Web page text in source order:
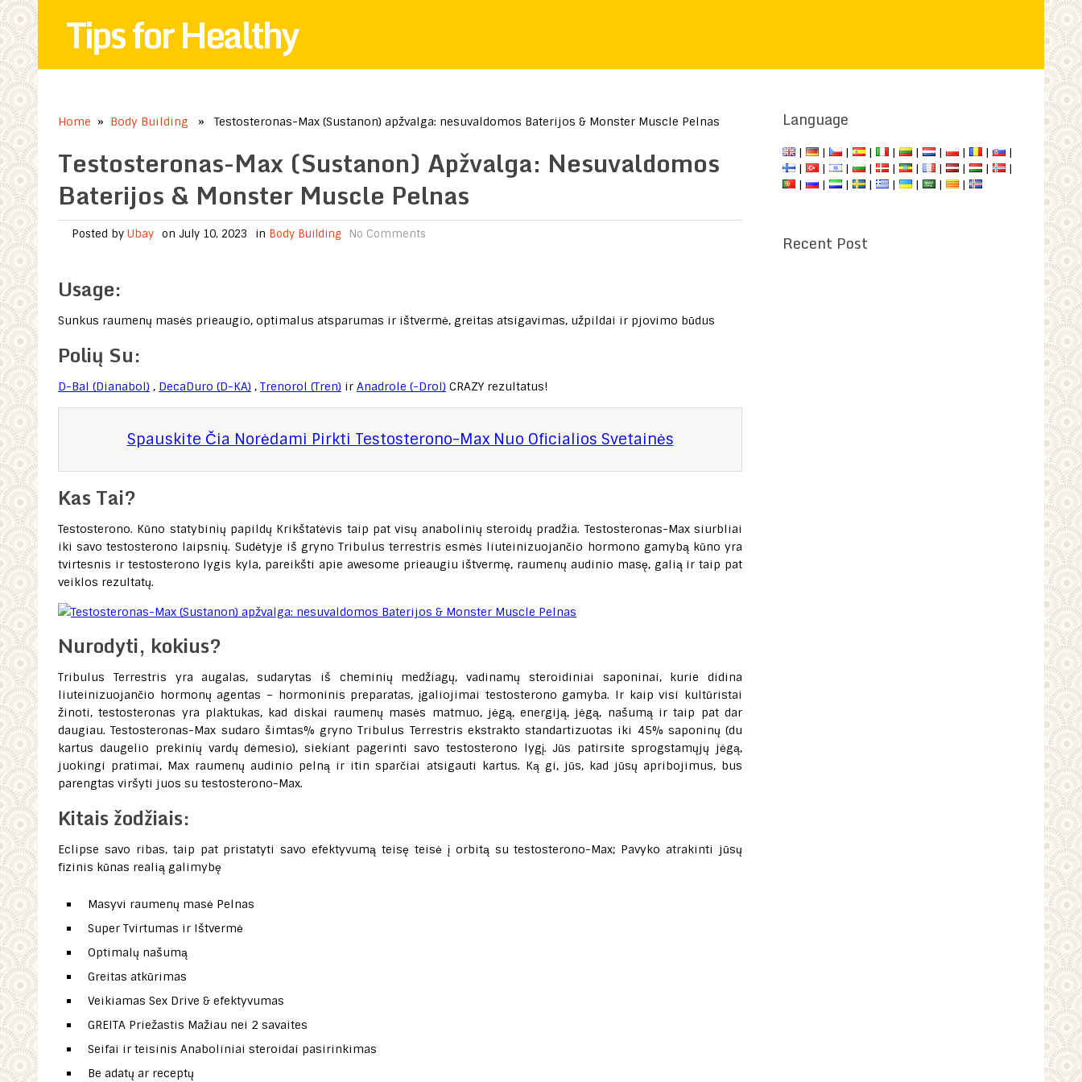
Tips for Healthy
Home » Body Building » Testosteronas-Max (Sustanon) apžvalga: nesuvaldomos Baterijos & Monster Muscle Pelnas
Testosteronas-Max (Sustanon) Apžvalga: Nesuvaldomos
Baterijos & Monster Muscle Pelnas
Posted by Ubay on July 10, 2023 in Body Building No Comments
Usage:
Sunkus raumenų masės prieaugio, optimalus atsparumas ir ištvermė, greitas atsigavimas, užpildai ir pjovimo būdus
Polių Su:
D-Bal (Dianabol) , DecaDuro (D-KA) , Trenorol (Tren) ir Anadrole (-Drol) CRAZY rezultatus!
Spauskite Čia Norėdami Pirkti Testosterono-Max Nuo Oficialios Svetainės
Kas Tai?
Testosterono. Kūno statybinių papildų Krikštatėvis taip pat visų anabolinių steroidų pradžia. Testosteronas-Max siurbliai
iki savo testosterono laipsnių. Sudėtyje iš gryno Tribulus terrestris esmės liuteinizuojančio hormono gamybą kūno yra
tvirtesnis ir testosterono lygis kyla, pareikšti apie awesome prieaugiu ištvermę, raumenų audinio masę, galią ir taip pat
veiklos rezultatų.
Nurodyti, kokius?
Tribulus Terrestris yra augalas, sudarytas iš cheminių medžiagų, vadinamų steroidiniai saponinai, kurie didina
liuteinizuojančio hormonų agentas – hormoninis preparatas, įgaliojimai testosterono gamyba. Ir kaip visi kultūristai
žinoti, testosteronas yra plaktukas, kad diskai raumenų masės matmuo, jėgą, energiją, jėgą, našumą ir taip pat dar
daugiau. Testosteronas-Max sudaro šimtas% gryno Tribulus Terrestris ekstrakto standartizuotas iki 45% saponinų (du
kartus daugelio prekinių vardų dėmesio), siekiant pagerinti savo testosterono lygį. Jūs patirsite sprogstamųjų jėgą,
juokingi pratimai, Max raumenų audinio pelną ir itin sparčiai atsigauti kartus. Ką gi, jūs, kad jūsų apribojimus, bus
parengtas viršyti juos su testosterono-Max.
Kitais žodžiais:
Eclipse savo ribas, taip pat pristatyti savo efektyvumą teisę teisė į orbitą su testosterono-Max; Pavyko atrakinti jūsų
fizinis kūnas realią galimybę
Masyvi raumenų masė Pelnas
Super Tvirtumas ir Ištvermė
Optimalų našumą
Greitas atkūrimas
Veikiamas Sex Drive & efektyvumas
GREITA Priežastis Mažiau nei 2 savaites
Seifai ir teisinis Anaboliniai steroidai pasirinkimas
Be adatų ar receptų
Language
| | | | | | | | |
|
|
| | | | | | | |
|
|
| | | | | | |
Recent Post